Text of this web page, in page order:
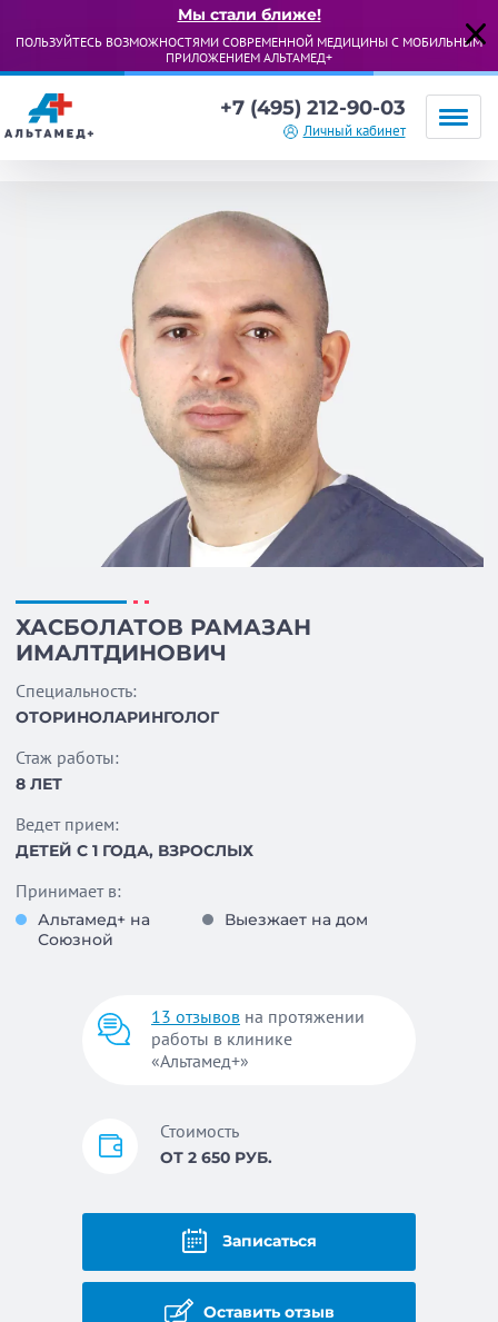
Мы стали ближе!
ПОЛЬЗУЙТЕСЬ ВОЗМОЖНОСТЯМИ СОВРЕМЕННОЙ МЕДИЦИНЫ С МОБИЛЬНЫМ
ПРИЛОЖЕНИЕМ АЛЬТАМЕД+
+7 (495) 212-90-03
Личный кабинет
ХАСБОЛАТОВ РАМАЗАН
ИМАЛТДИНОВИЧ
Специальность:
ОТОРИНОЛАРИНГОЛОГ
Стаж работы:
8 ЛЕТ
Ведет прием:
ДЕТЕЙ С 1 ГОДА, ВЗРОСЛЫХ
Принимает в:
Альтамед+ на
Союзной
Выезжает на дом
13 отзывов на протяжении
работы в клинике
«Альтамед+»
Стоимость
ОТ 2 650 РУБ.
Записаться
Оставить отзыв